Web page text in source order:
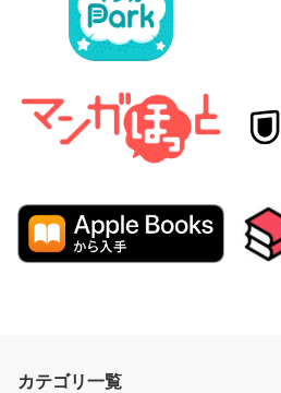
カテゴリ一覧